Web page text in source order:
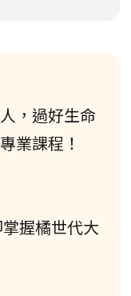
，過好生命
業課程！
握橘世代大